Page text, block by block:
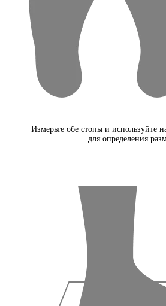
Измерьте обе стопы и используйте
для определения